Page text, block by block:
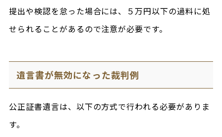
提出や検認を怠った場合には、５万円以下の過料に処
せられることがあるので注意が必要です。
遺言書が無効になった裁判例
公正証書遺言は、以下の方式で行われる必要がありま
す。